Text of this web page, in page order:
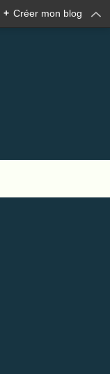
+ Créer mon blog